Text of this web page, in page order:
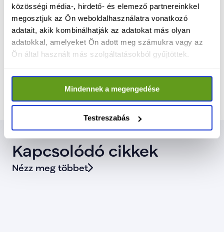
közösségi média-, hirdető- és elemező partnereinkkel
megosztjuk az Ön weboldalhasználatra vonatkozó
adatait, akik kombinálhatják az adatokat más olyan
adatokkal, amelyeket Ön adott meg számukra vagy az
Ön által használt más szolgáltatásokból gyűjtöttek.
Mindennek a megengedése
Testreszabás
A két új miniszter bejelentésével lezárult a
TISZA-kormány felállításának egyik
legfontosabb szakasza: összeállt az a
kabinet, amely május 9-től átveszi az
ország irányítását.
Kapcsolódó cikkek
Nézz meg többet